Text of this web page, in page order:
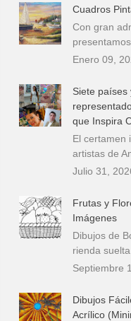
Cuadros
Con gran
Enero 09,
Siete países
que Inspira
El certamen
artistas de
Julio 31,
Frutas y
Imágenes
Dibujos de
rienda
Septiembre
Dibujos
Acrílico